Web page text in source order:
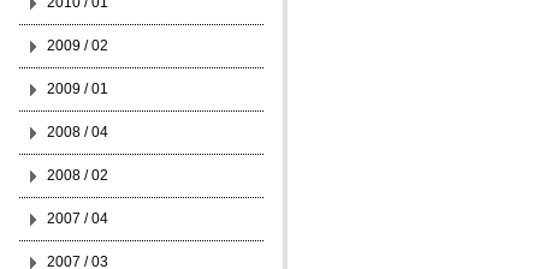
2009 / 02
2009 / 01
2008 / 04
2008 / 02
2007 / 04
2007 / 03